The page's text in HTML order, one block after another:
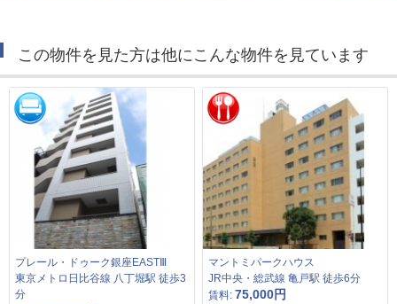
この物件を見た方は他にこんな物件を見ています
プレール・ドゥーク銀座EASTⅢ
東京メトロ日比谷線 八丁堀駅 徒歩3
分
マントミパークハウス
JR中央・総武線 亀戸駅 徒歩6分
賃料:75,000円